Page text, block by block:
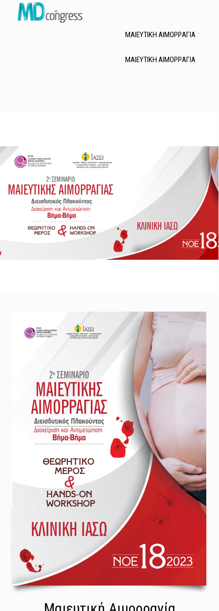
ΜΑΙΕΥΤΙΚΗ ΑΙΜΟΡΡΑΓΙΑ
ΜΑΙΕΥΤΙΚΗ ΑΙΜΟΡΡΑΓΙΑ